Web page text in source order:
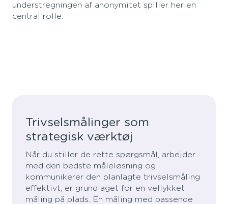
understregningen af anonymitet spiller her en
central rolle.
Trivselsmålinger som
strategisk værktøj
Når du stiller de rette spørgsmål, arbejder
med den bedste måleløsning og
kommunikerer den planlagte trivselsmåling
effektivt, er grundlaget for en vellykket
måling på plads. En måling med passende